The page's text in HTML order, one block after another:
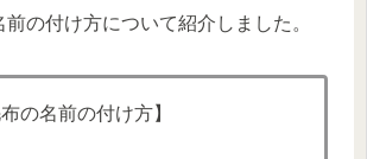
の付け方について紹介しました。
の名前の付け方】